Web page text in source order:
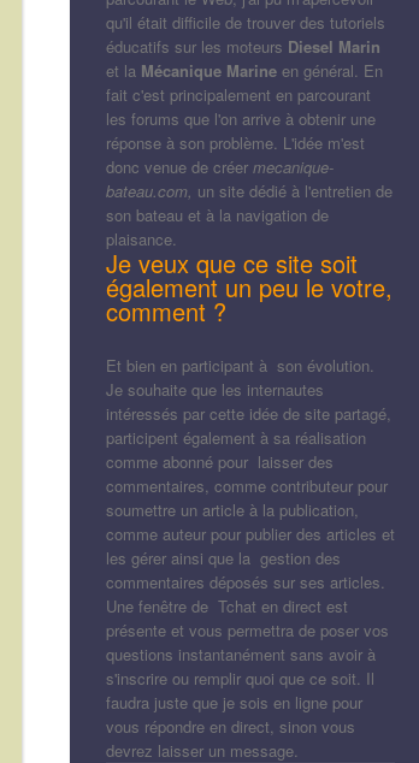
qu'il était difficile de trouver des tutoriels
éducatifs sur les moteurs Diesel Marin
et la Mécanique Marine en général. En
fait c'est principalement en parcourant
les forums que l'on arrive à obtenir une
réponse à son problème. L'idée m'est
donc venue de créer mecanique-
bateau.com, un site dédié à l'entretien de
son bateau et à la navigation de
plaisance.
Je veux que ce site soit
également un peu le votre,
comment ?
Et bien en participant à son évolution.
Je souhaite que les internautes
intéressés par cette idée de site partagé,
participent également à sa réalisation
comme abonné pour laisser des
commentaires, comme contributeur pour
soumettre un article à la publication,
comme auteur pour publier des articles et
les gérer ainsi que la gestion des
commentaires déposés sur ses articles.
Une fenêtre de Tchat en direct est
présente et vous permettra de poser vos
questions instantanément sans avoir à
s'inscrire ou remplir quoi que ce soit. Il
faudra juste que je sois en ligne pour
vous répondre en direct, sinon vous
devrez laisser un message.